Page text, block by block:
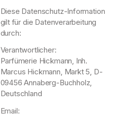
Diese Datenschutz-Information
gilt für die Datenverarbeitung
durch:
Verantwortlicher:
Parfümerie Hickmann, Inh.
Marcus Hickmann, Markt 5, D-
09456 Annaberg-Buchholz,
Deutschland
Email: